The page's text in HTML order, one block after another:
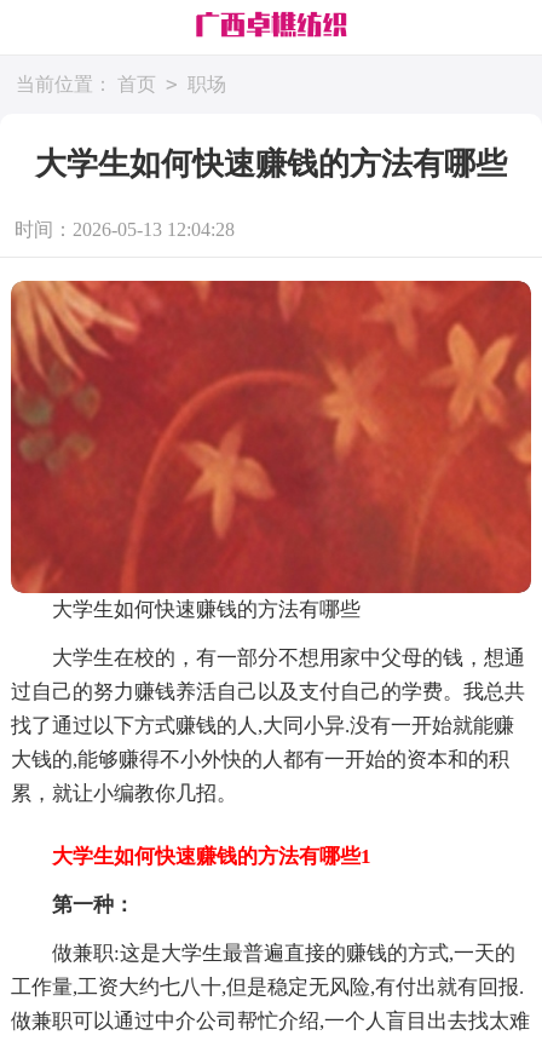
当前位置： 首页 > 职场
大学生如何快速赚钱的方法有哪些
时间：2026-05-13 12:04:28
大学生如何快速赚钱的方法有哪些
大学生在校的，有一部分不想用家中父母的钱，想通
过自己的努力赚钱养活自己以及支付自己的学费。我总共
找了通过以下方式赚钱的人,大同小异.没有一开始就能赚
大钱的,能够赚得不小外快的人都有一开始的资本和的积
累，就让小编教你几招。
大学生如何快速赚钱的方法有哪些1
第一种：
做兼职:这是大学生最普遍直接的赚钱的方式,一天的
工作量,工资大约七八十,但是稳定无风险,有付出就有回报.
做兼职可以通过中介公司帮忙介绍,一个人盲目出去找太难